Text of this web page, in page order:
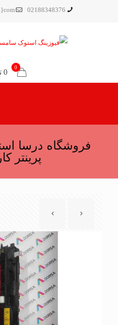
02188348376
0
0 تومان
فروشگاه درسا
پرینتر